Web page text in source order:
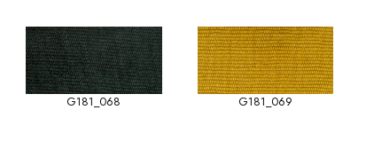
G181_068 G181_069